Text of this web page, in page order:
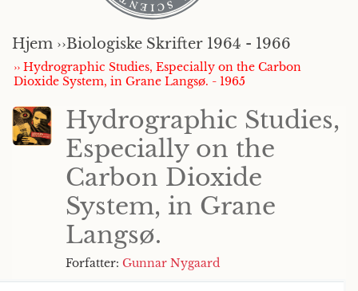
Hjem ››Biologiske Skrifter 1964 - 1966
›› Hydrographic Studies, Especially on the Carbon
Dioxide System, in Grane Langsø. - 1965
Hydrographic Studies,
Especially on the
Carbon Dioxide
System, in Grane
Langsø.
Forfatter: Gunnar Nygaard